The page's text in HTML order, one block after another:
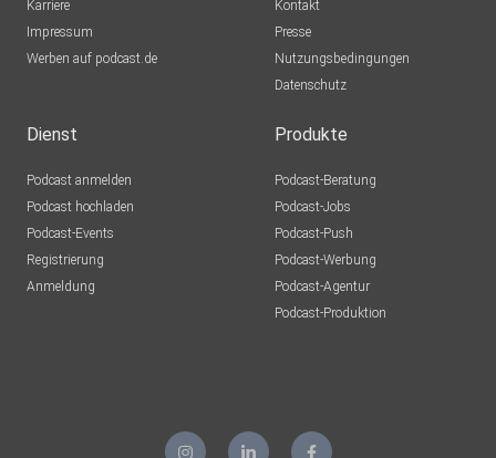
Karriere
Impressum
Werben auf podcast.de
Kontakt
Presse
Nutzungsbedingungen
Datenschutz
Dienst
Podcast anmelden
Podcast hochladen
Podcast-Events
Registrierung
Anmeldung
Produkte
Podcast-Beratung
Podcast-Jobs
Podcast-Push
Podcast-Werbung
Podcast-Agentur
Podcast-Produktion